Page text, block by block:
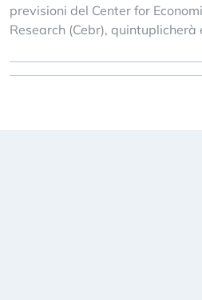
previsioni del Center for
Research (Cebr),